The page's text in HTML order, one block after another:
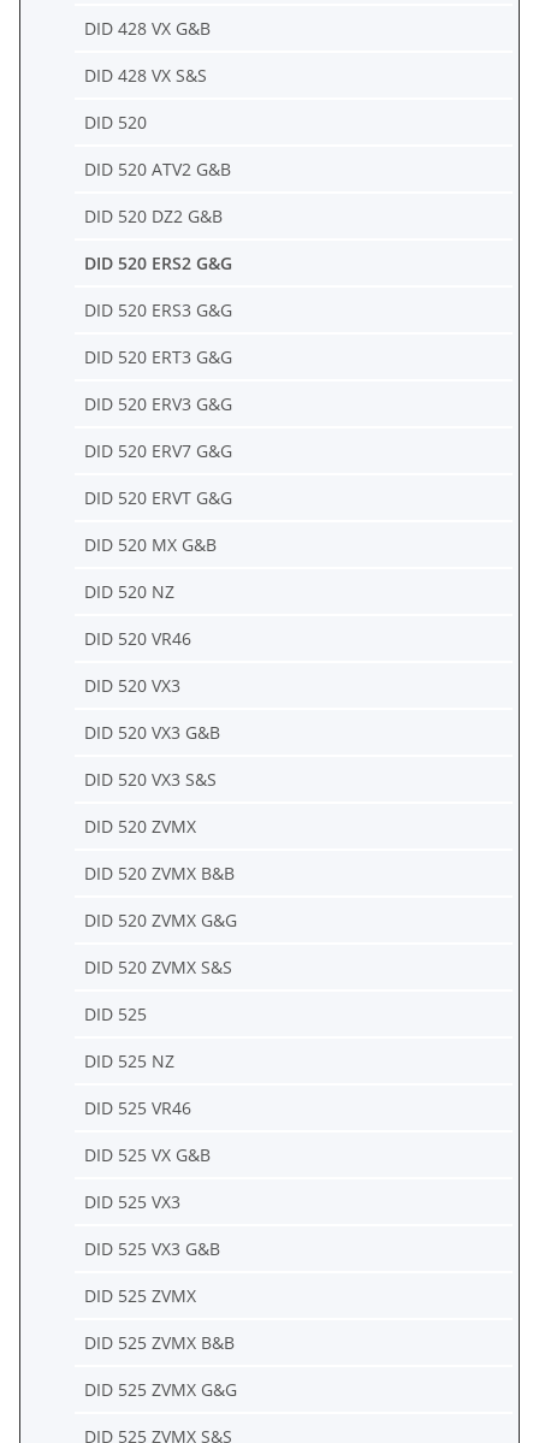
DID 428 VX G&B
DID 428 VX S&S
DID 520
DID 520 ATV2 G&B
DID 520 DZ2 G&B
DID 520 ERS2 G&G
DID 520 ERS3 G&G
DID 520 ERT3 G&G
DID 520 ERV3 G&G
DID 520 ERV7 G&G
DID 520 ERVT G&G
DID 520 MX G&B
DID 520 NZ
DID 520 VR46
DID 520 VX3
DID 520 VX3 G&B
DID 520 VX3 S&S
DID 520 ZVMX
DID 520 ZVMX B&B
DID 520 ZVMX G&G
DID 520 ZVMX S&S
DID 525
DID 525 NZ
DID 525 VR46
DID 525 VX G&B
DID 525 VX3
DID 525 VX3 G&B
DID 525 ZVMX
DID 525 ZVMX B&B
DID 525 ZVMX G&G
DID 525 ZVMX S&S